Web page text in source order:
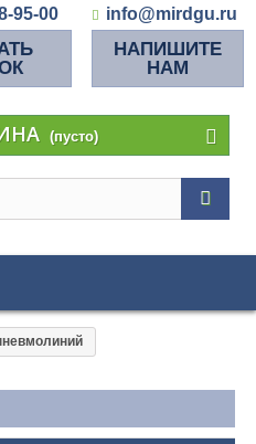
95-00 info@mirdgu.ru
НАПИШИТЕ
НАМ
(пусто)